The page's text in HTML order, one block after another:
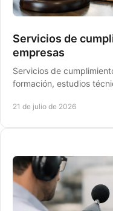
Servicios de
empresas
Servicios de
formación, estudios
21 de julio de 2026